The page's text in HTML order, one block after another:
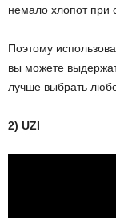
немало хлопот при
Поэтому
вы можете
лучше выбрать
2) UZI